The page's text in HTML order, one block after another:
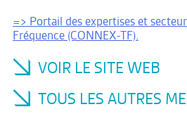
=> Portail des expertises et
Fréquence (CONNEX-TF).
VOIR LE SITE WEB
TOUS LES AUTRES